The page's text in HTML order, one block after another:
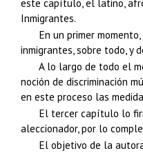
este capítulo, el latino,
Inmigrantes.
En un primer
inmigrantes, sobre todo, y
A lo largo de todo el
noción de discriminación
en este proceso las
El tercer capítulo lo
aleccionador, por lo
El objetivo de la